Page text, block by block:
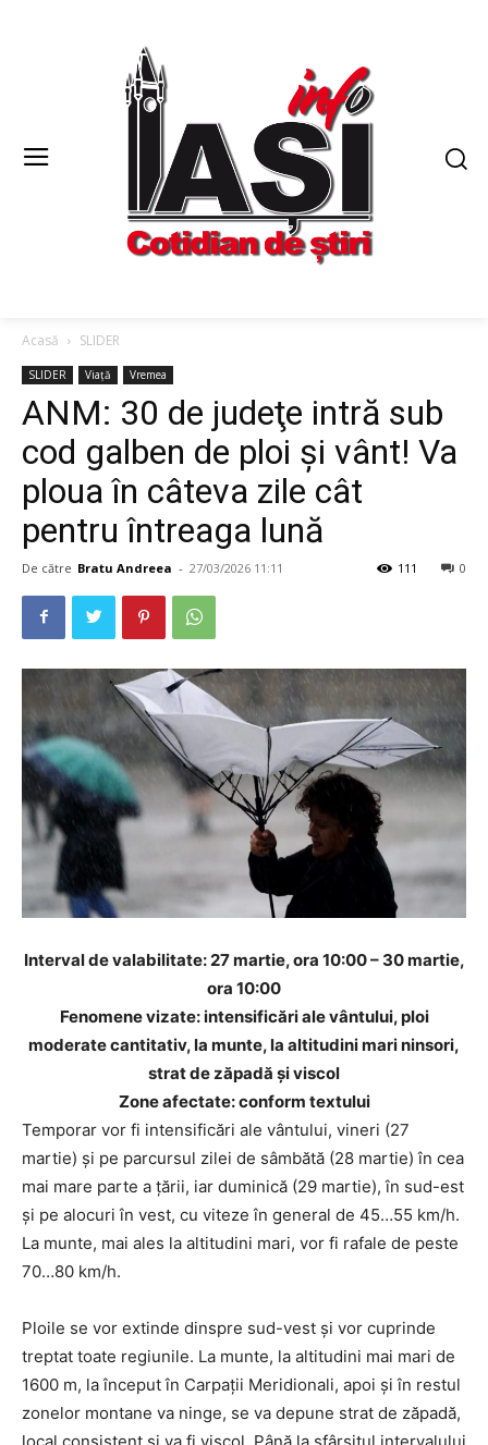
Acasă SLIDER
SLIDER Viață Vremea
ANM: 30 de judeţe intră sub
cod galben de ploi şi vânt! Va
ploua în câteva zile cât
pentru întreaga lună
De către Bratu Andreea - 27/03/2026 11:11 0
111
Interval de valabilitate: 27 martie, ora 10:00 – 30 martie,
ora 10:00
Fenomene vizate: intensificări ale vântului, ploi
moderate cantitativ, la munte, la altitudini mari ninsori,
strat de zăpadă și viscol
Zone afectate: conform textului
Temporar vor fi intensificări ale vântului, vineri (27
martie) și pe parcursul zilei de sâmbătă (28 martie) în cea
mai mare parte a țării, iar duminică (29 martie), în sud-est
și pe alocuri în vest, cu viteze în general de 45…55 km/h.
La munte, mai ales la altitudini mari, vor fi rafale de peste
70…80 km/h.
Ploile se vor extinde dinspre sud-vest și vor cuprinde
treptat toate regiunile. La munte, la altitudini mai mari de
1600 m, la început în Carpații Meridionali, apoi și în restul
zonelor montane va ninge, se va depune strat de zăpadă,